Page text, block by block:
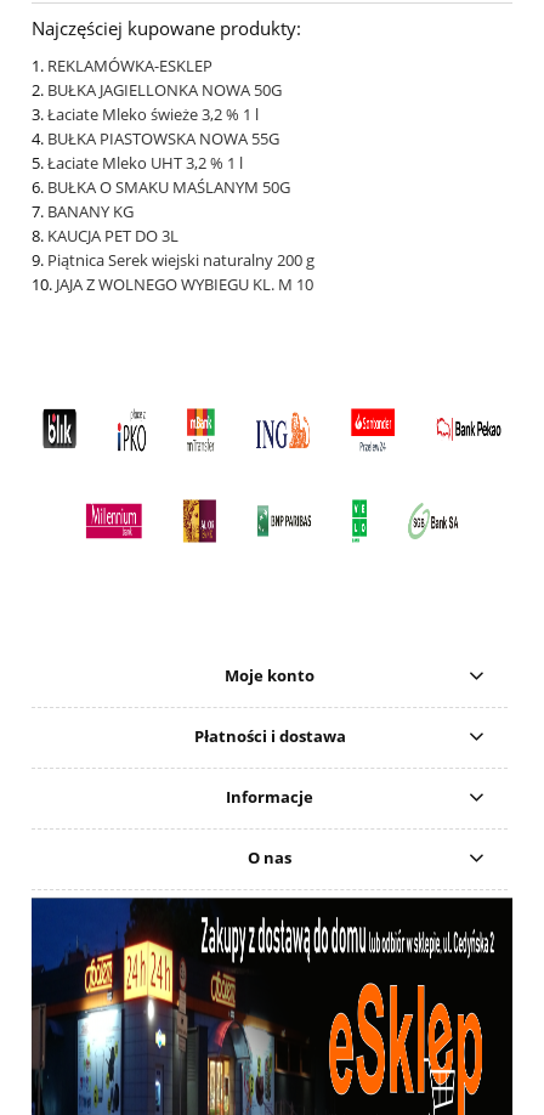
Najczęściej kupowane produkty:
REKLAMÓWKA-ESKLEP
BUŁKA JAGIELLONKA NOWA 50G
Łaciate Mleko świeże 3,2 % 1 l
BUŁKA PIASTOWSKA NOWA 55G
Łaciate Mleko UHT 3,2 % 1 l
BUŁKA O SMAKU MAŚLANYM 50G
BANANY KG
KAUCJA PET DO 3L
Piątnica Serek wiejski naturalny 200 g
JAJA Z WOLNEGO WYBIEGU KL. M 10
Moje konto
Płatności i dostawa
Informacje
O nas